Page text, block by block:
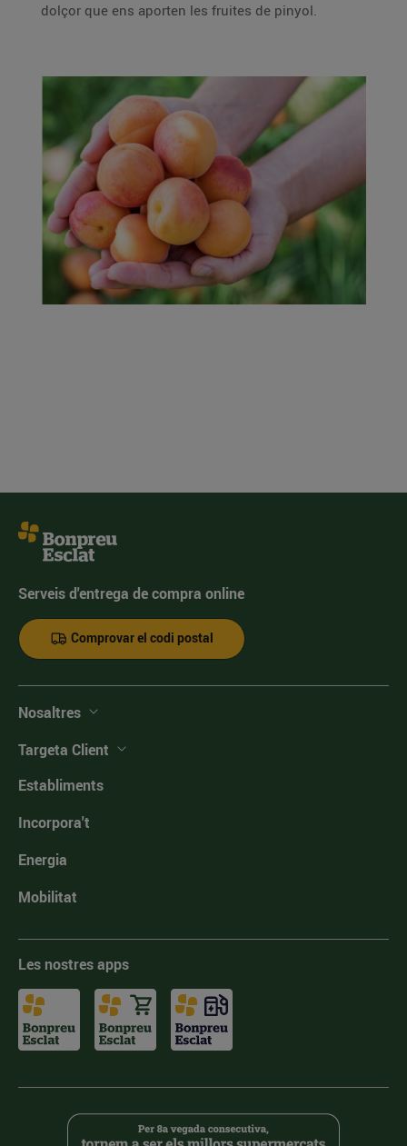
dolçor que ens aporten les fruites de pinyol.
Serveis d'entrega de compra online
Comprovar el codi postal
Nosaltres
Targeta Client
Establiments
Incorpora't
Energia
Mobilitat
Les nostres apps